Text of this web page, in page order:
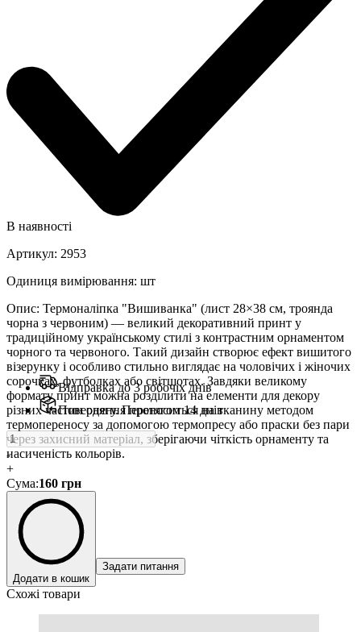
В наявності
Артикул: 2953
Одиниця вимірювання: шт
Опис: Термоналіпка "Вишиванка" (лист 28×38 см, троянда
чорна з червоним) — великий декоративний принт у
традиційному українському стилі з контрастним орнаментом
чорного та червоного. Такий дизайн створює ефект вишитого
візерунку і особливо стильно виглядає на чоловічих і жіночих
сорочках, футболках або світшотах. Завдяки великому
формату принт можна розділити на елементи для декору
різних частин одягу. Переноситься на тканину методом
термопереносу за допомогою термопресу або праски без пари
через захисний матеріал, зберігаючи чіткість орнаменту та
насиченість кольорів.
Відправка до 3 робочіх днів
Повернення протягом 14 днів
-
+
Сума:160 грн
Додати в кошик
Задати питання
Схожі товари